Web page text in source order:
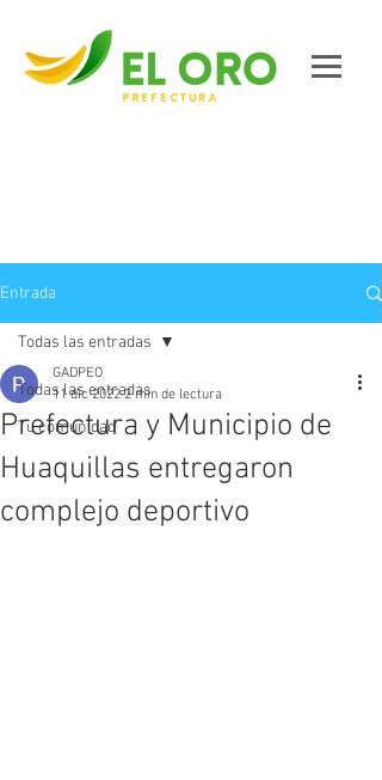
Entrada
Todas las entradas
Tu comunidad
Todas las entradas
Prefectura y Municipio de
Huaquillas entregaron
complejo deportivo
GADPEO
11 dic 2022 2 min de lectura